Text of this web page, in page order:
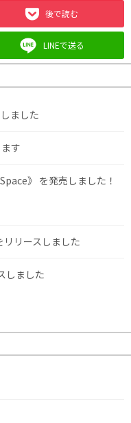
後で読む
LINEで送る
ました
す
》 を発売しました！
リースしました
しました